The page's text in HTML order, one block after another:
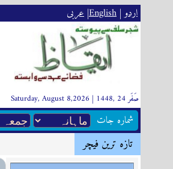
عربى |English |اردو
Saturday, August 8,2026 | 1448, صَفَر 24
شماره جات
تازہ ترين فیچر